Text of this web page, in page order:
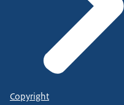
Copyright